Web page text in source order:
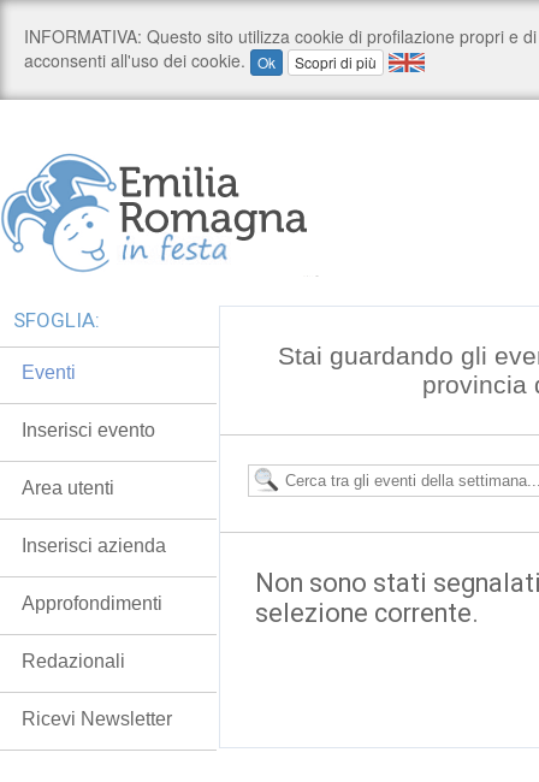
Stai guardando gli
provincia
Non sono stati
selezione corrente.
SFOGLIA:
Eventi
Inserisci evento
Area utenti
Inserisci azienda
Approfondimenti
Redazionali
Ricevi Newsletter